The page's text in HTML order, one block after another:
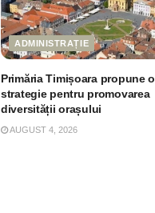
ADMINISTRAȚIE
Primăria Timișoara propune o
strategie pentru promovarea
diversității orașului
AUGUST 4, 2026